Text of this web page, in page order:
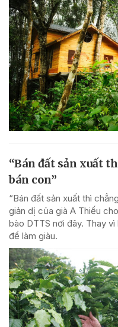
“Bán đất sản xuất
bán con”
“Bán đất sản xuất thì
giản dị của già A Thiếu
bào DTTS nơi đây. Thay
để làm giàu.